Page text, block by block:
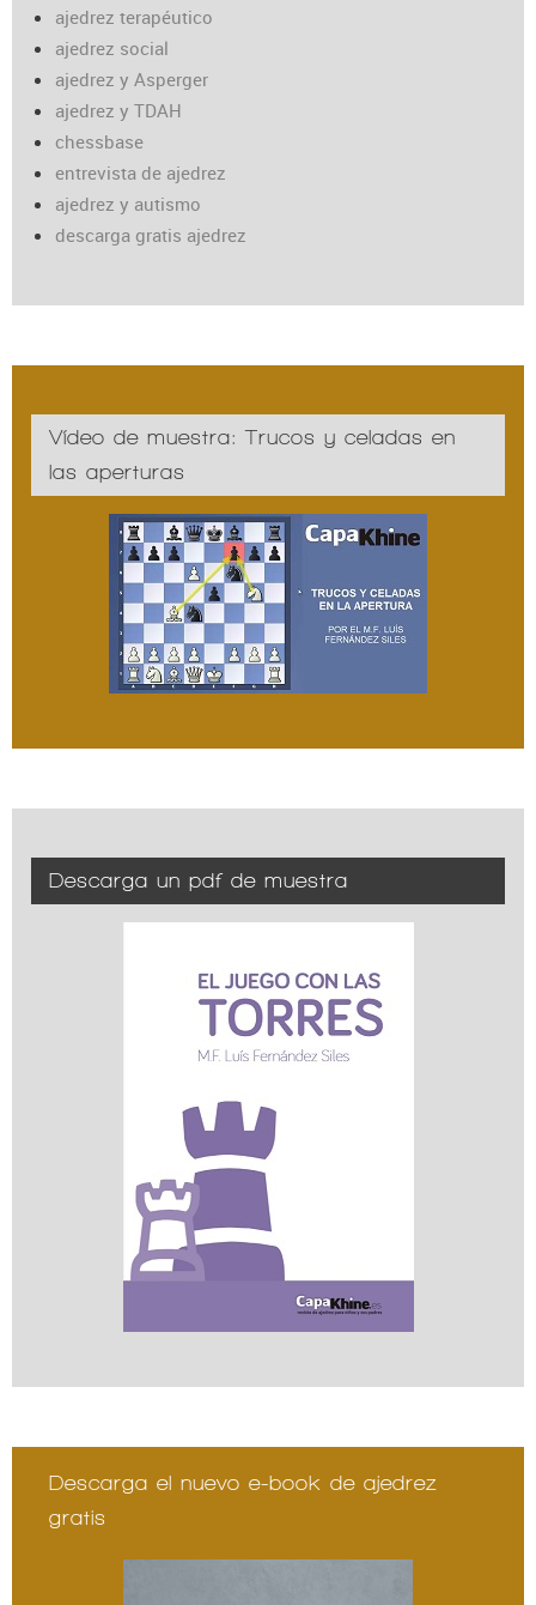
ajedrez terapéutico
ajedrez social
ajedrez y Asperger
ajedrez y TDAH
chessbase
entrevista de ajedrez
ajedrez y autismo
descarga gratis ajedrez
Vídeo de muestra: Trucos y celadas en
las aperturas
Descarga un pdf de muestra
Descarga el nuevo e-book de ajedrez
gratis